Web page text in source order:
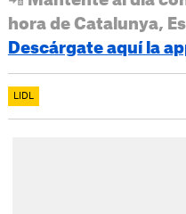
hora de Catalunya,
Descárgate aquí la
LIDL